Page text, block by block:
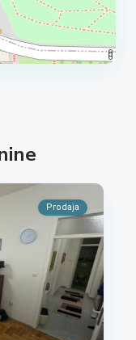
Prodaja